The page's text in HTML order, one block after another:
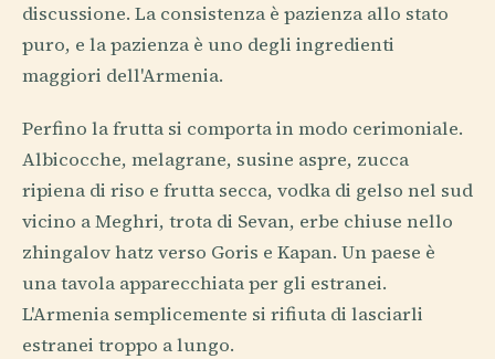
discussione. La consistenza è pazienza allo stato
puro, e la pazienza è uno degli ingredienti
maggiori dell'Armenia.
Perfino la frutta si comporta in modo cerimoniale.
Albicocche, melagrane, susine aspre, zucca
ripiena di riso e frutta secca, vodka di gelso nel sud
vicino a Meghri, trota di Sevan, erbe chiuse nello
zhingalov hatz verso Goris e Kapan. Un paese è
una tavola apparecchiata per gli estranei.
L'Armenia semplicemente si rifiuta di lasciarli
estranei troppo a lungo.